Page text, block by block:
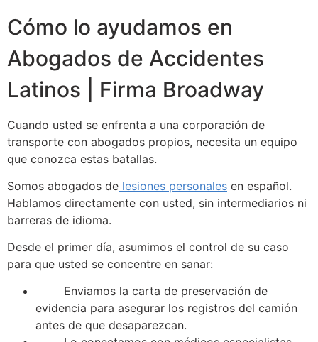
Cómo lo ayudamos en
Abogados de Accidentes
Latinos | Firma Broadway
Cuando usted se enfrenta a una corporación de
transporte con abogados propios, necesita un equipo
que conozca estas batallas.
Somos abogados de lesiones personales en español.
Hablamos directamente con usted, sin intermediarios ni
barreras de idioma.
Desde el primer día, asumimos el control de su caso
para que usted se concentre en sanar:
Enviamos la carta de preservación de
evidencia para asegurar los registros del camión
antes de que desaparezcan.